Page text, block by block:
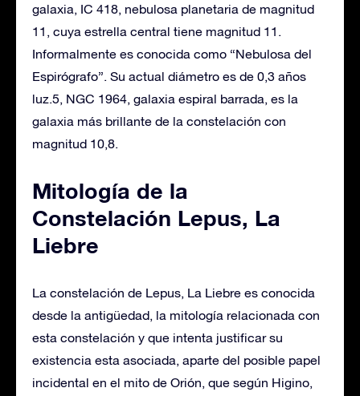
galaxia, IC 418, nebulosa planetaria de magnitud
11, cuya estrella central tiene magnitud 11.
Informalmente es conocida como “Nebulosa del
Espirógrafo”. Su actual diámetro es de 0,3 años
luz.5, NGC 1964, galaxia espiral barrada, es la
galaxia más brillante de la constelación con
magnitud 10,8.
Mitología de la
Constelación Lepus, La
Liebre
La constelación de Lepus, La Liebre es conocida
desde la antigüedad, la mitología relacionada con
esta constelación y que intenta justificar su
existencia esta asociada, aparte del posible papel
incidental en el mito de Orión, que según Higino,